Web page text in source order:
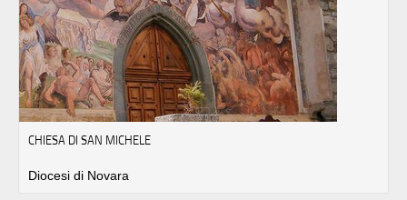
CHIESA DI SAN MICHELE
Diocesi di Novara